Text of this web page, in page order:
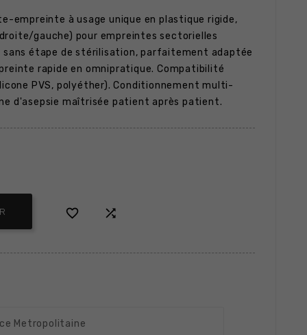
empreinte à usage unique en plastique rigide,
gauche) pour empreintes sectorielles
sans étape de stérilisation, parfaitement adaptée
rapide en omnipratique. Compatibilité
PVS, polyéther). Conditionnement multi-
d'asepsie maîtrisée patient après patient.
 
Metropolitaine